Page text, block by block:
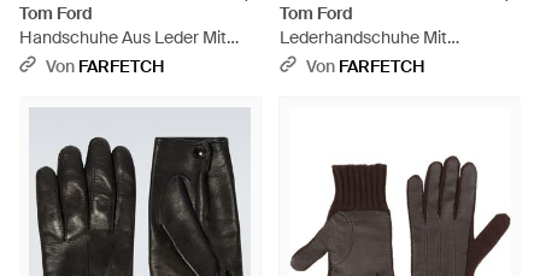
Tom Ford
Handschuhe Aus Leder Mit
Ziernähten - Schwarz
Von FARFETCH
Tom Ford
Lederhandschuhe Mit
Druckknöpfen - Schwarz
Von FARFETCH